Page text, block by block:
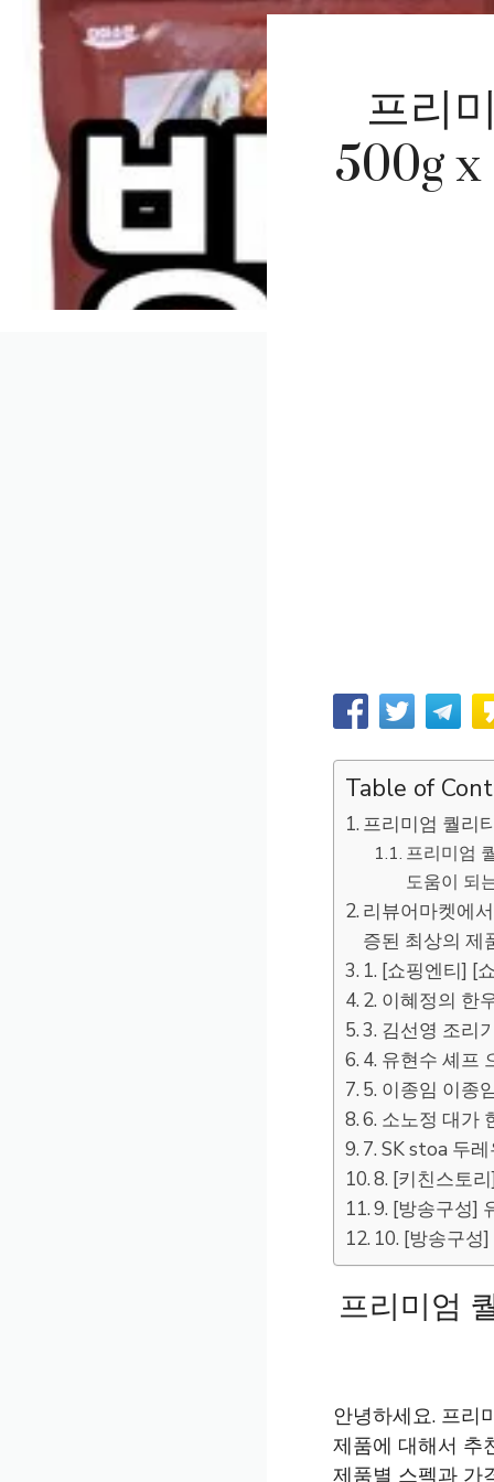
프리
500g x
Table of
프리미엄 퀄리
프리미엄
도움이 되
리뷰어마켓에
증된 최상의 제
1. [쇼핑엔티] [
2. 이혜정의 한
3. 김선영 조리
4. 유현수 셰프
5. 이종임 이종
6. 소노정 대가
7. SK stoa 두
8. [키친스토
9. [방송구성]
10. [방송구성
프리미엄
안녕하세요. 프리
제품에 대해서 추
제품별 스펙과 가